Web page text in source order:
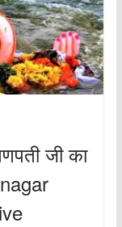
जी का